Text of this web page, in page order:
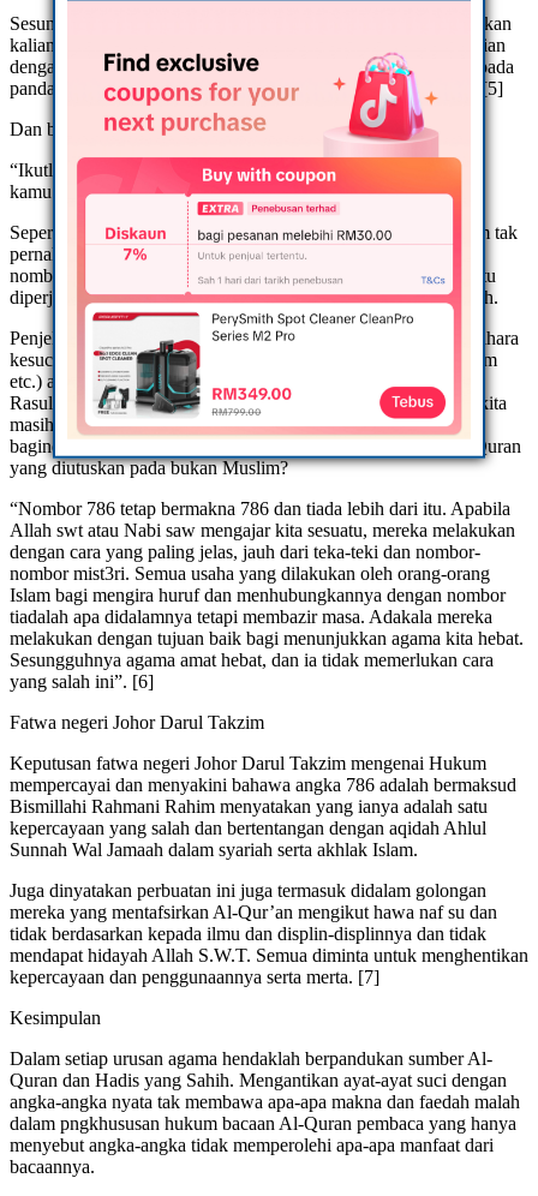
Sesungguhnya aku hanyalah manusia, apabila aku memerintahkan
kalian sesuatu berkenaan agama kalian maka berpeganglah kalian
dengannya dan apabila aku memerintahkan kamu sesuatu daripada
pandangan persendirian maka aku hanyalah seorang manusia. [5]
Dan berkata Ibnu Mas’ud :
“Ikutlah (sunnah) dan jangan menambah, dan telah cukup bagi
kamu – perbuatan yg lama (kekal dengan cara lama)”
Seperti kita kekal maklum Rasulullah Shallahu-Alaihi-Wasalam tak
pernah pun menggantikan kalimah Basmalah dengan apa-apa
nombor. Begitu juga generasi salaf. andai ianya baik sudah tentu
diperjelaskan penggunaan nombor pengganti kalimah Basmalah.
Penjelasan bahawa kalimah tersebut diganti kerana nak memelihara
kesuciannya (ditulis di kertas-kertas, disentuh orang bukan Islam
etc.) adalah tidak masuk akal kerana kalau benar mengapa
Rasulullah Shallahu-Alaihi-Wasalam sebagai contoh tauladan kita
masih mengutuskan surat mengandungi ayat Quran pada surat
baginda buat Heraclius.[2] Tidakkah baginda risau akan ayat Quran
yang diutuskan pada bukan Muslim?
“Nombor 786 tetap bermakna 786 dan tiada lebih dari itu. Apabila
Allah swt atau Nabi saw mengajar kita sesuatu, mereka melakukan
dengan cara yang paling jelas, jauh dari teka-teki dan nombor-
nombor mist3ri. Semua usaha yang dilakukan oleh orang-orang
Islam bagi mengira huruf dan menhubungkannya dengan nombor
tiadalah apa didalamnya tetapi membazir masa. Adakala mereka
melakukan dengan tujuan baik bagi menunjukkan agama kita hebat.
Sesungguhnya agama amat hebat, dan ia tidak memerlukan cara
yang salah ini”. [6]
Fatwa negeri Johor Darul Takzim
Keputusan fatwa negeri Johor Darul Takzim mengenai Hukum
mempercayai dan menyakini bahawa angka 786 adalah bermaksud
Bismillahi Rahmani Rahim menyatakan yang ianya adalah satu
kepercayaan yang salah dan bertentangan dengan aqidah Ahlul
Sunnah Wal Jamaah dalam syariah serta akhlak Islam.
Juga dinyatakan perbuatan ini juga termasuk didalam golongan
mereka yang mentafsirkan Al-Qur’an mengikut hawa naf su dan
tidak berdasarkan kepada ilmu dan displin-displinnya dan tidak
mendapat hidayah Allah S.W.T. Semua diminta untuk menghentikan
kepercayaan dan penggunaannya serta merta. [7]
Kesimpulan
Dalam setiap urusan agama hendaklah berpandukan sumber Al-
Quran dan Hadis yang Sahih. Mengantikan ayat-ayat suci dengan
angka-angka nyata tak membawa apa-apa makna dan faedah malah
dalam pngkhususan hukum bacaan Al-Quran pembaca yang hanya
menyebut angka-angka tidak memperolehi apa-apa manfaat dari
bacaannya.